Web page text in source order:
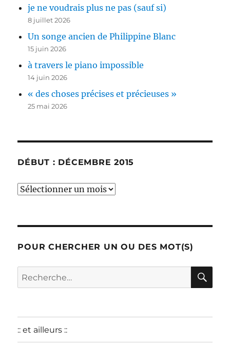
je ne voudrais plus ne pas (sauf si)
8 juillet 2026
Un songe ancien de Philippine Blanc
15 juin 2026
à travers le piano impossible
14 juin 2026
« des choses précises et précieuses »
25 mai 2026
DÉBUT : DÉCEMBRE 2015
début
POUR CHERCHER UN OU DES MOT(S)
Recherche
pour :
:: et ailleurs ::